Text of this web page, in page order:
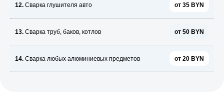
12. Сварка глушителя авто от 35 BYN
13. Сварка труб, баков, котлов от 50 BYN
14. Сварка любых алюминиевых предметов от 20 BYN